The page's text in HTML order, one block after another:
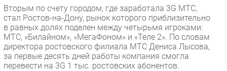
Новости
Аналитика
Интервью
Мероприятия
Вторым по счету городом, где заработала 3G МТС,
стал Ростов-на-Дону, рынок которого приблизительно
в равных долях поделен между четырьмя игроками:
МТС, «Билайном», «МегаФоном» и «Теле 2». По словам
директора ростовского филиала МТС Дениса Лысова,
за первые десять дней работы компания смогла
перевести на 3G 1 тыс. ростовских абонентов.